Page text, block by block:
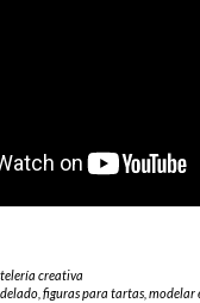
creativa
, figuras para tartas, modelar